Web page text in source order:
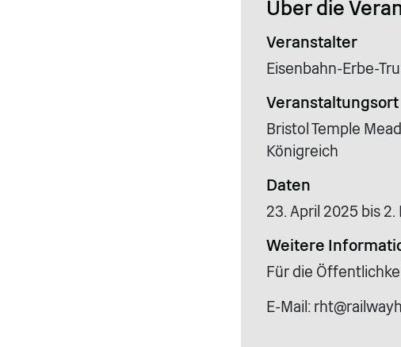
Über die
Veranstalter
Eisenbahn-Erbe-
Veranstaltungsort
Bristol Temple
Königreich
Daten
23. April 2025 bis 2.
Weitere
Für die
E-Mail: